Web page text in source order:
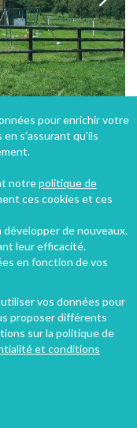
pour enrichir votre
s'assurant qu'ils
notrepolitique de
ces cookies et ces
de nouveaux.
leur efficacité.
en fonction de vos
vos données pour
proposer différents
sur la politique de
et conditions